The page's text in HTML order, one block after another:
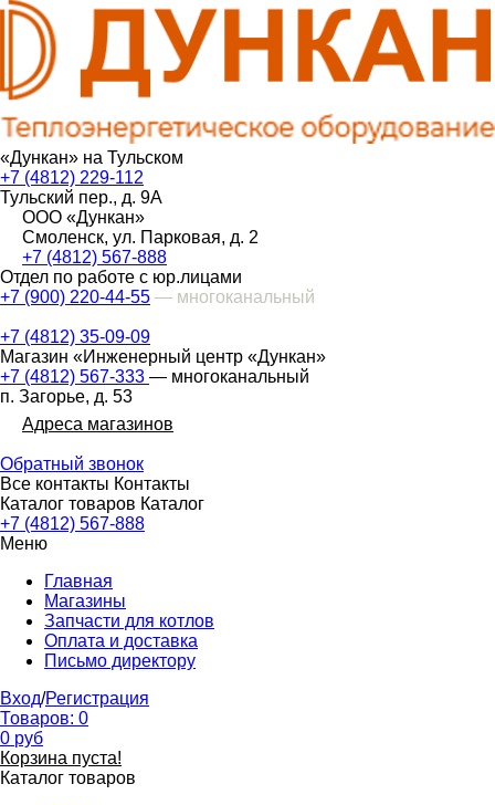
«Дункан» на Тульском
+7 (4812) 229-112
Тульский пер., д. 9А
ООО «Дункан»
Смоленск, ул. Парковая, д. 2
+7 (4812) 567-888
Отдел по работе с юр.лицами
+7 (900) 220-44-55 — многоканальный
+7 (4812) 35-09-09
Магазин «Инженерный центр «Дункан»
+7 (4812) 567-333 — многоканальный
п. Загорье, д. 53
Адреса магазинов
Обратный звонок
Все контакты Контакты
Каталог товаров Каталог
+7 (4812) 567-888
Меню
Главная
Магазины
Запчасти для котлов
Оплата и доставка
Письмо директору
Вход/Регистрация
Товаров: 0
0 руб
Корзина пуста!
Каталог товаров